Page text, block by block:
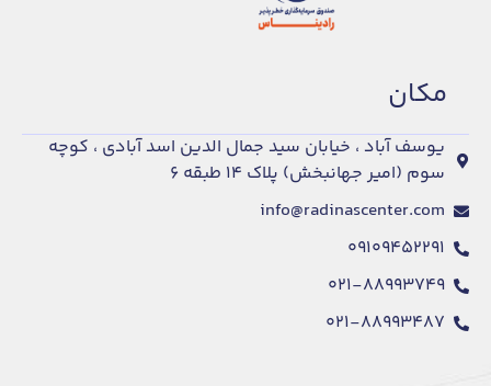
مكان
یوسف آباد ، خیابان سید جمال الدین اسد آبادی ، کوچه
سوم (امیر جهانبخش) پلاک ۱۴ طبقه ۶
info@radinascenter.com
۰۹۱۰۹۴۵۲۲۹۱
۰۲۱-۸۸۹۹۳۷۴۹
۰۲۱-۸۸۹۹۳۴۸۷